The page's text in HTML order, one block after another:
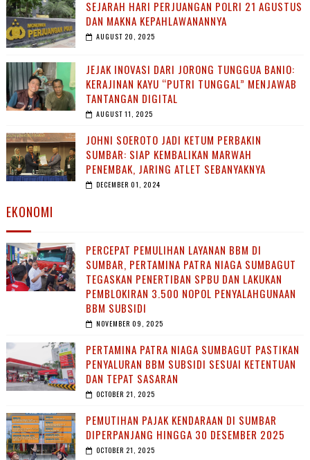
SEJARAH HARI PERJUANGAN POLRI 21 AGUSTUS
DAN MAKNA KEPAHLAWANANNYA
AUGUST 20, 2025
JEJAK INOVASI DARI JORONG TUNGGUA BANIO:
KERAJINAN KAYU “PUTRI TUNGGAL” MENJAWAB
TANTANGAN DIGITAL
AUGUST 11, 2025
JOHNI SOEROTO JADI KETUM PERBAKIN
SUMBAR: SIAP KEMBALIKAN MARWAH
PENEMBAK, JARING ATLET SEBANYAKNYA
DECEMBER 01, 2024
EKONOMI
PERCEPAT PEMULIHAN LAYANAN BBM DI
SUMBAR, PERTAMINA PATRA NIAGA SUMBAGUT
TEGASKAN PENERTIBAN SPBU DAN LAKUKAN
PEMBLOKIRAN 3.500 NOPOL PENYALAHGUNAAN
BBM SUBSIDI
NOVEMBER 09, 2025
PERTAMINA PATRA NIAGA SUMBAGUT PASTIKAN
PENYALURAN BBM SUBSIDI SESUAI KETENTUAN
DAN TEPAT SASARAN
OCTOBER 21, 2025
PEMUTIHAN PAJAK KENDARAAN DI SUMBAR
DIPERPANJANG HINGGA 30 DESEMBER 2025
OCTOBER 21, 2025